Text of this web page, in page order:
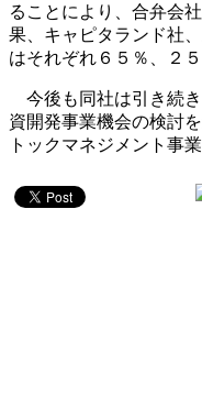
ることにより、合弁会
果、キャピタランド社
はそれぞれ６５％、２
今後も同社は引き続
資開発事業機会の検討
トックマネジメント事